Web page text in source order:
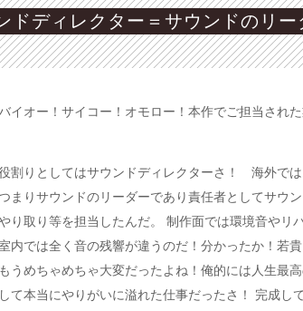
ドディレクター＝サウンドのリ
イオー！サイコー！オモロー！本作でご担当され
割りとしてはサウンドディレクターさ！ 海外では
まりサウンドのリーダーであり責任者としてサウ
り取り等を担当したんだ。 制作面では環境音やリ
内では全く音の残響が違うのだ！分かったか！若
うめちゃめちゃ大変だったよね！俺的には人生最
て本当にやりがいに溢れた仕事だったさ！ 完成し